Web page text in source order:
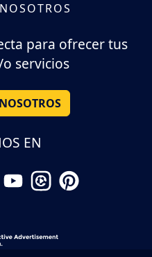
para ofrecer tus
servicios
EN